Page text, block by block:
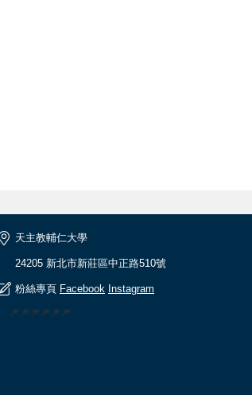
天主教輔仁大學
24205 新北市新莊區中正路510號
粉絲專頁 Facebook Instagram
🎆🎆🎆🎆🎆🎆